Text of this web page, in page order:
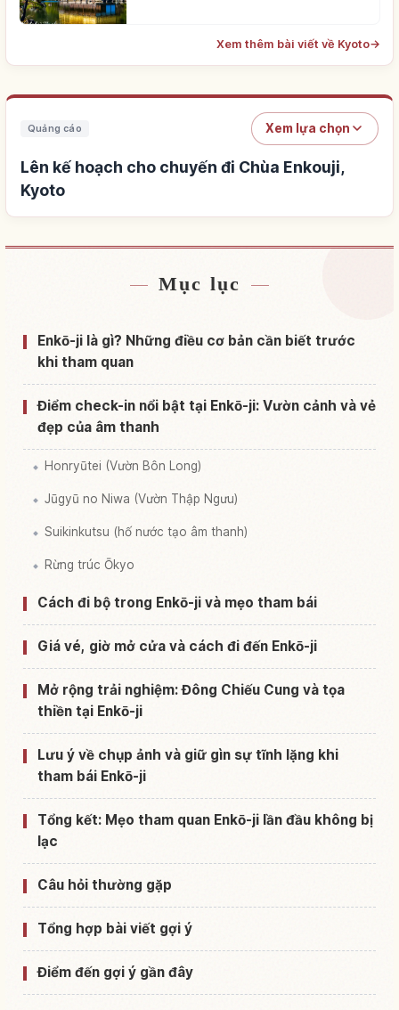
Xem thêm bài viết về Kyoto→
Quảng cáo Xem lựa chọn
Lên kế hoạch cho chuyến đi Chùa Enkouji,
Kyoto
Tìm chỗ ở gần Chùa Enkouji, Kyoto
Tìm trải nghiệm tại Chùa Enkouji, Kyoto↗
Mục lục
Enkō-ji là gì? Những điều cơ bản cần biết trước
khi tham quan
Điểm check-in nổi bật tại Enkō-ji: Vườn cảnh và vẻ
đẹp của âm thanh
Honryūtei (Vườn Bôn Long)
Jūgyū no Niwa (Vườn Thập Ngưu)
Suikinkutsu (hố nước tạo âm thanh)
Rừng trúc Ōkyo
Cách đi bộ trong Enkō-ji và mẹo tham bái
Giá vé, giờ mở cửa và cách đi đến Enkō-ji
Mở rộng trải nghiệm: Đông Chiếu Cung và tọa
thiền tại Enkō-ji
Lưu ý về chụp ảnh và giữ gìn sự tĩnh lặng khi
tham bái Enkō-ji
Tổng kết: Mẹo tham quan Enkō-ji lần đầu không bị
lạc
Câu hỏi thường gặp
Tổng hợp bài viết gợi ý
Điểm đến gợi ý gần đây